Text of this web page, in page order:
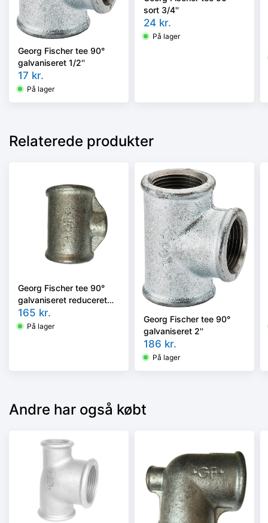
Georg Fischer tee 90°
galvaniseret 1/2''
17 kr.
På lager
sort 3/4''
24 kr.
På lager
Relaterede produkter
Georg Fischer tee 90°
galvaniseret reduceret
1.1/2-1.1/4''
165 kr.
På lager
Georg Fischer tee 90°
galvaniseret 2''
186 kr.
På lager
Andre har også købt